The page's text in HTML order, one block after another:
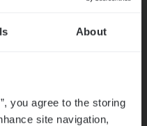
About
you agree to the storing
site navigation,